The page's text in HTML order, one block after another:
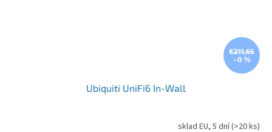
€211,65
–0 %
Ubiquiti UniFi6 In-Wall
sklad EU, 5 dní(>20 ks)